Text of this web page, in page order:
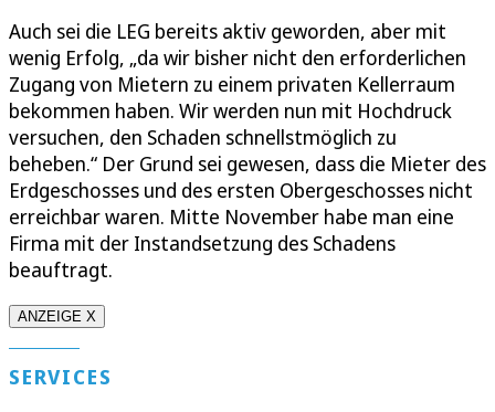
Auch sei die LEG bereits aktiv geworden, aber mit
wenig Erfolg, „da wir bisher nicht den erforderlichen
Zugang von Mietern zu einem privaten Kellerraum
bekommen haben. Wir werden nun mit Hochdruck
versuchen, den Schaden schnellstmöglich zu
beheben.“ Der Grund sei gewesen, dass die Mieter des
Erdgeschosses und des ersten Obergeschosses nicht
erreichbar waren. Mitte November habe man eine
Firma mit der Instandsetzung des Schadens
beauftragt.
ANZEIGE X
SERVICES